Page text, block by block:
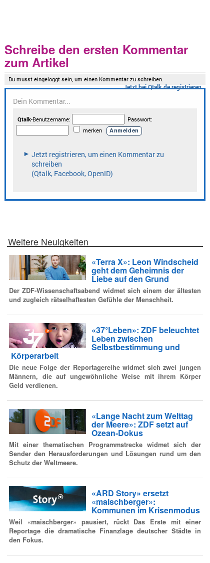
Schreibe den ersten Kommentar
zum Artikel
Weitere Neuigkeiten
«Terra X»: Leon Windscheid
geht dem Geheimnis der
Liebe auf den Grund
Der ZDF-Wissenschaftsabend widmet sich einem der ältesten
und zugleich rätselhaftesten Gefühle der Menschheit.
«37°Leben»: ZDF beleuchtet
Leben zwischen
Selbstbestimmung und
Körperarbeit
Die neue Folge der Reportagereihe widmet sich zwei jungen
Männern, die auf ungewöhnliche Weise mit ihrem Körper
Geld verdienen.
«Lange Nacht zum Welttag
der Meere»: ZDF setzt auf
Ozean-Dokus
Mit einer thematischen Programmstrecke widmet sich der
Sender den Herausforderungen und Lösungen rund um den
Schutz der Weltmeere.
«ARD Story» ersetzt
«maischberger»:
Kommunen im Krisenmodus
Weil «maischberger» pausiert, rückt Das Erste mit einer
Reportage die dramatische Finanzlage deutscher Städte in
den Fokus.